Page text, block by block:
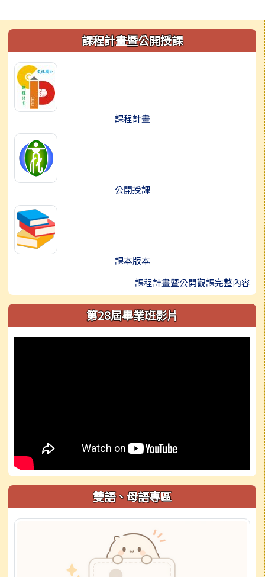
左邊區域內容課程計畫暨公開授課
課程計畫
公開授課
課本版本
課程計畫暨公開觀課完整內容
第28屆畢業班影片
雙語、母語專區